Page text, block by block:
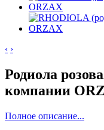
‹ ›
Родиола
компании
Полное описание...